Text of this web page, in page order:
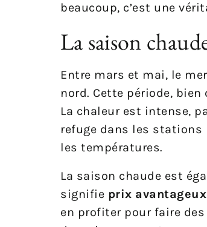
beaucoup, c’est une
La saison
Entre mars et mai, le
nord. Cette période,
La chaleur est intense,
refuge dans les stations
les températures.
La saison chaude est
signifie prix avantageux
en profiter pour faire